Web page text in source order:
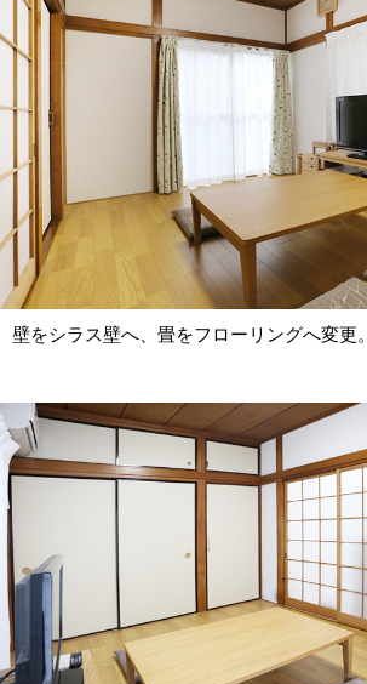
壁をシラス壁へ、畳をフローリングへ変更。